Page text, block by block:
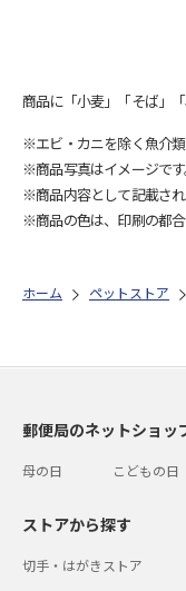
商品に「小麦」「そば」
※エビ・カニを除く魚介
※商品写真はイメージです
※商品内容として記載さ
※商品の色は、印刷の都合
ホーム ペットストア
郵便局のネットショッ
母の日 こどもの日
ストアから探す
切手・はがきストア